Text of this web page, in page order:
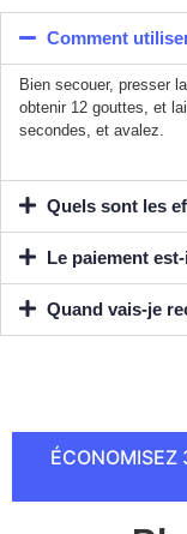
Comment
Bien secouer, presser
obtenir 12 gouttes, et
secondes, et avalez.
Quels sont les
Le paiement
Quand vais-je
ÉCONOMISEZ